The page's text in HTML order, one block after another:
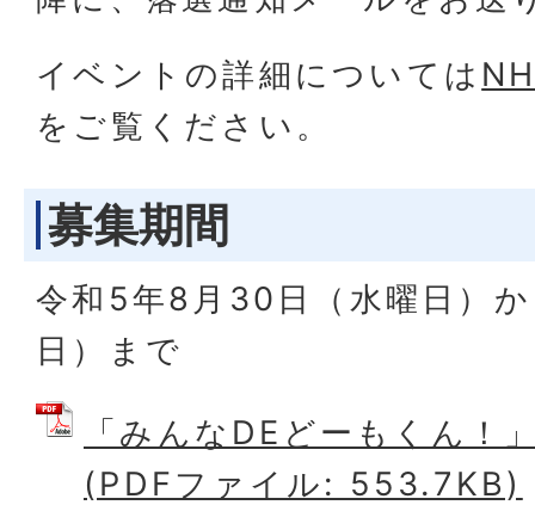
イベントの詳細については
をご覧ください。
募集期間
令和5年8月30日（水曜日）
日）まで
「みんなDEどーもくん！
(PDFファイル: 553.7KB)